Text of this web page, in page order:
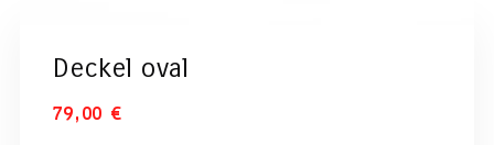
Deckel oval
79,00 €